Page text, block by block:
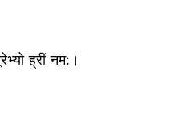
ह्रीं नम:।